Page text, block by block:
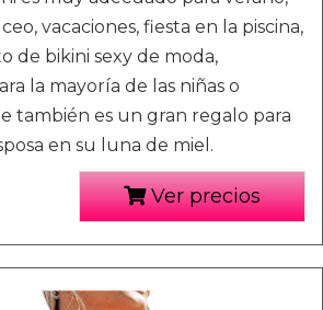
vacaciones, fiesta en la piscina,
de bikini sexy de moda,
la mayoría de las niñas o
también es un gran regalo para
en su luna de miel.
Ver precios